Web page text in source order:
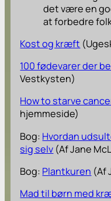
det være en
at forbedre
Kost og kræft
100 fødevarer der
Vestkysten)
How to starve
hjemmeside)
Bog: Hvordan
sig selv (Af Jane
Bog: Plantkuren (Af
Mad til børn med